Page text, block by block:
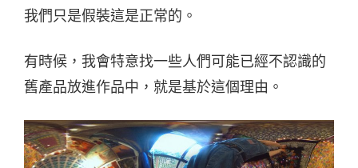
我們只是假裝這是正常的。
有時候，我會特意找一些人們可能已經不認識的
舊產品放進作品中，就是基於這個理由。